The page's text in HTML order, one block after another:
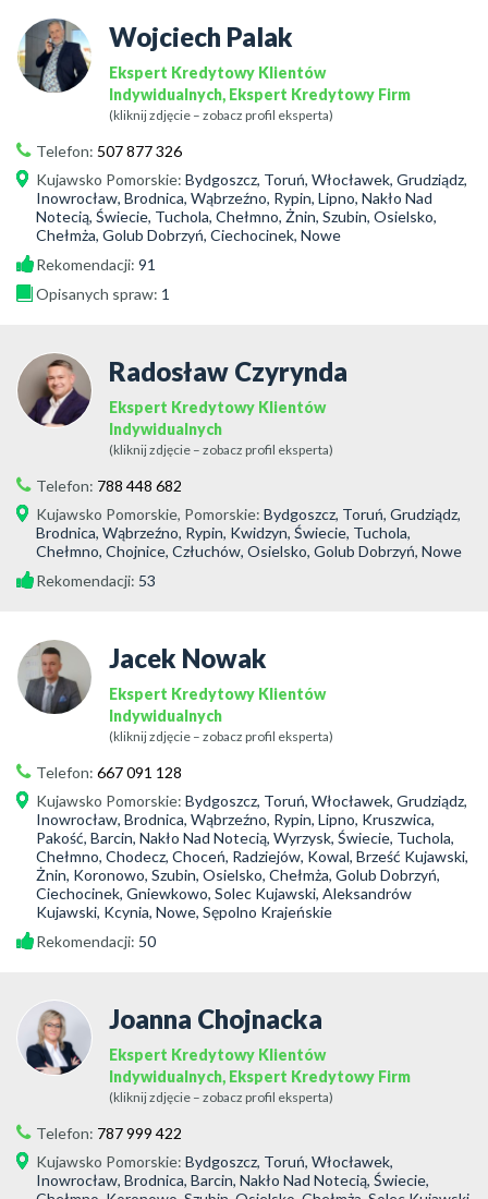
Wojciech Palak
Ekspert Kredytowy Klientów
Indywidualnych, Ekspert Kredytowy Firm
(kliknij zdjęcie – zobacz profil eksperta)
Telefon: 507 877 326
Kujawsko Pomorskie: Bydgoszcz, Toruń, Włocławek, Grudziądz,
Inowrocław, Brodnica, Wąbrzeźno, Rypin, Lipno, Nakło Nad
Notecią, Świecie, Tuchola, Chełmno, Żnin, Szubin, Osielsko,
Chełmża, Golub Dobrzyń, Ciechocinek, Nowe
Rekomendacji: 91
Opisanych spraw: 1
Radosław Czyrynda
Ekspert Kredytowy Klientów
Indywidualnych
(kliknij zdjęcie – zobacz profil eksperta)
Telefon: 788 448 682
Kujawsko Pomorskie, Pomorskie: Bydgoszcz, Toruń, Grudziądz,
Brodnica, Wąbrzeźno, Rypin, Kwidzyn, Świecie, Tuchola,
Chełmno, Chojnice, Człuchów, Osielsko, Golub Dobrzyń, Nowe
Rekomendacji: 53
Jacek Nowak
Ekspert Kredytowy Klientów
Indywidualnych
(kliknij zdjęcie – zobacz profil eksperta)
Telefon: 667 091 128
Kujawsko Pomorskie: Bydgoszcz, Toruń, Włocławek, Grudziądz,
Inowrocław, Brodnica, Wąbrzeźno, Rypin, Lipno, Kruszwica,
Pakość, Barcin, Nakło Nad Notecią, Wyrzysk, Świecie, Tuchola,
Chełmno, Chodecz, Choceń, Radziejów, Kowal, Brześć Kujawski,
Żnin, Koronowo, Szubin, Osielsko, Chełmża, Golub Dobrzyń,
Ciechocinek, Gniewkowo, Solec Kujawski, Aleksandrów
Kujawski, Kcynia, Nowe, Sępolno Krajeńskie
Rekomendacji: 50
Joanna Chojnacka
Ekspert Kredytowy Klientów
Indywidualnych, Ekspert Kredytowy Firm
(kliknij zdjęcie – zobacz profil eksperta)
Telefon: 787 999 422
Kujawsko Pomorskie: Bydgoszcz, Toruń, Włocławek,
Inowrocław, Brodnica, Barcin, Nakło Nad Notecią, Świecie,